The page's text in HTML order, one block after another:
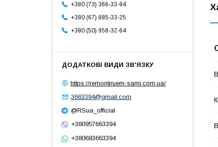
+380 (73) 366-33-94
+380 (67) 885-33-25
+380 (50) 958-32-64
https://remontiruem-sami.com.ua/
3663394@gmail.com
@RSua_official
+380957663394
+380683663394